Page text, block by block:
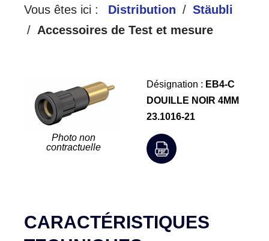
Vous êtes ici : Distribution
Stäubli
Accessoires de Test et mesure
Photo non
contractuelle
Désignation : EB4-C
DOUILLE NOIR 4MM
23.1016-21
CARACTÉRISTIQUES